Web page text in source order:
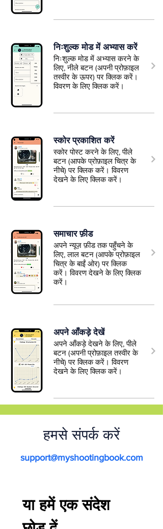
निःशुल्क मोड में अभ्यास करें
निःशुल्क मोड में अभ्यास करने के
लिए, नीले बटन (अपनी प्रोफ़ाइल
तस्वीर के ऊपर) पर क्लिक करें।
विवरण के लिए क्लिक करें।
स्कोर प्रकाशित करें
स्कोर पोस्ट करने के लिए, पीले
बटन (आपके प्रोफ़ाइल चित्र के
नीचे) पर क्लिक करें। विवरण
देखने के लिए क्लिक करें।
समाचार फ़ीड
अपने न्यूज़ फ़ीड तक पहुँचने के
लिए, लाल बटन (आपके प्रोफ़ाइल
चित्र के बाईं ओर) पर क्लिक
करें। विवरण देखने के लिए क्लिक
करें।
अपने आँकड़े देखें
अपने आँकड़े देखने के लिए, पीले
बटन (अपनी प्रोफ़ाइल तस्वीर के
नीचे) पर क्लिक करें। विवरण
देखने के लिए क्लिक करें।
हमसे संपर्क करें
support@myshootingbook.com
या हमें एक संदेश